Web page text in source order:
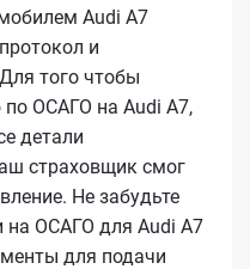
Audi A7
и
того чтобы
ОСАГО на Audi A7,
детали
страховщик смог
Не забудьте
на ОСАГО для Audi A7
для подачи